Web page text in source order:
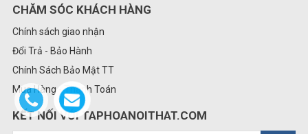
CHĂM SÓC KHÁCH HÀNG
Chính sách giao nhận
Đổi Trả - Bảo Hành
Chính Sách Bảo Mật TT
Mua Hàng - Thanh Toán
KẾT NỐI VỚI TAPHOANOITHAT.COM